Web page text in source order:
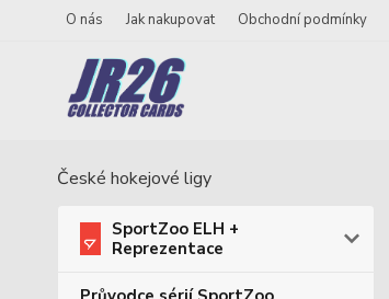
O nás Jak nakupovat Obchodní podmínky
České hokejové ligy
SportZoo ELH +
Reprezentace